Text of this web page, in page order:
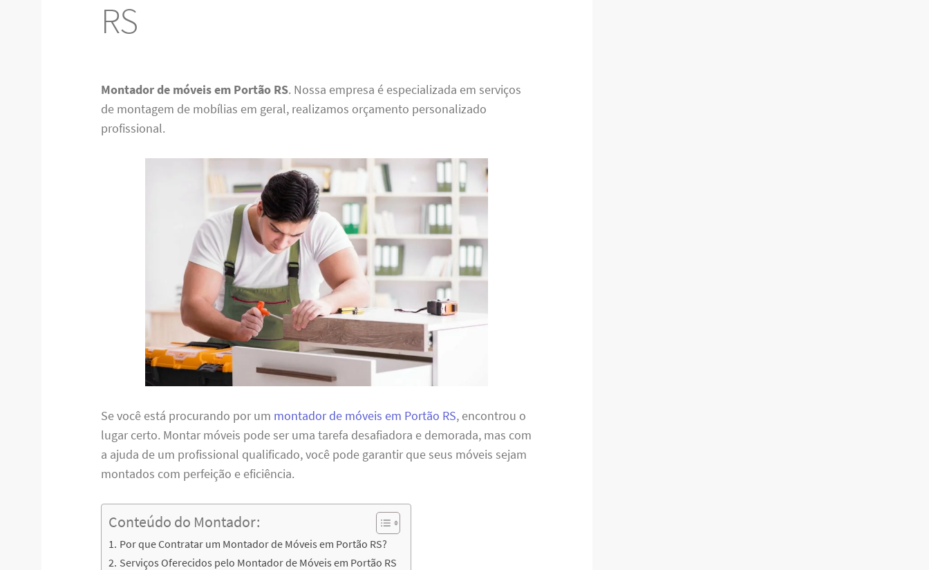
RS
Montador de móveis em Portão RS. Nossa empresa é especializada em serviços
de montagem de mobílias em geral, realizamos orçamento personalizado
profissional.
Se você está procurando por um montador de móveis em Portão RS, encontrou o
lugar certo. Montar móveis pode ser uma tarefa desafiadora e demorada, mas com
a ajuda de um profissional qualificado, você pode garantir que seus móveis sejam
montados com perfeição e eficiência.
Conteúdo do Montador:
Por que Contratar um Montador de Móveis em Portão RS?
Serviços Oferecidos pelo Montador de Móveis em Portão RS